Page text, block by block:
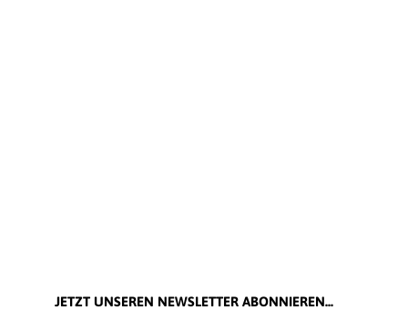
JETZT UNSEREN NEWSLETTER ABONNIEREN...